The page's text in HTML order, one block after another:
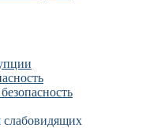
слабовидящих